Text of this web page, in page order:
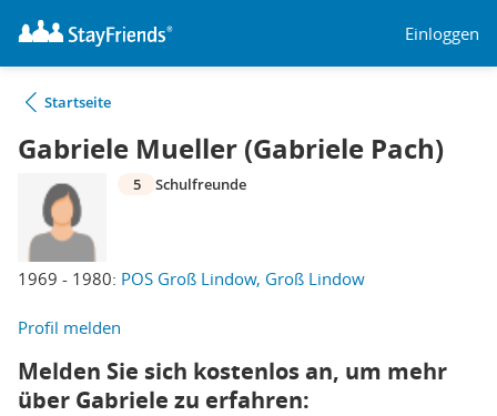
Einloggen
Startseite
Gabriele Mueller (Gabriele Pach)
1969 - 1980: POS Groß Lindow, Groß Lindow
5 Schulfreunde
Profil melden
Melden Sie sich kostenlos an, um mehr
über Gabriele zu erfahren: